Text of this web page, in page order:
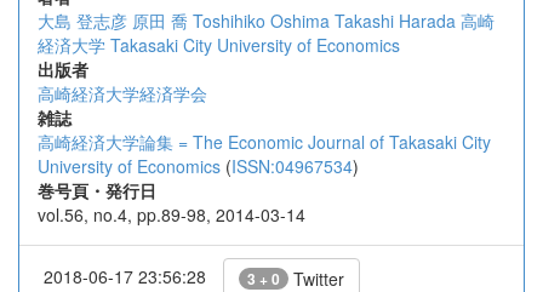
大島 登志彦 原田 喬 Toshihiko Oshima Takashi Harada 高崎
経済大学 Takasaki City University of Economics
出版者
高崎経済大学経済学会
雑誌
高崎経済大学論集 = The Economic Journal of Takasaki City
University of Economics (ISSN:04967534)
巻号頁・発行日
vol.56, no.4, pp.89-98, 2014-03-14
2018-06-17 23:56:28 3 + 0 Twitter